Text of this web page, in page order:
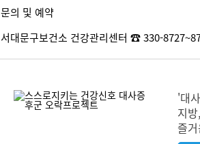
문의 및 예약
서대문구보건소 건강관리센터 ☎ 330-
'대
지
즐